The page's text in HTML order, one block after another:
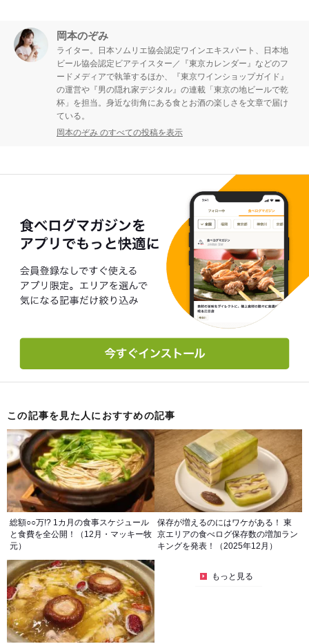
岡本のぞみ
ライター。日本ソムリエ協会認定ワインエキスパート、日本地
ビール協会認定ビアテイスター／『東京カレンダー』などのフ
ードメディアで執筆するほか、『東京ワインショップガイド』
の運営や『男の隠れ家デジタル』の連載「東京の地ビールで乾
杯」を担当。身近な街角にある食とお酒の楽しさを文章で届け
ている。
岡本のぞみ のすべての投稿を表示
この記事を見た人におすすめの記事
総額○○万!? 1カ月の食事スケジュール
と食費を全公開！（12月・マッキー牧
元）
保存が増えるのにはワケがある！ 東
京エリアの食べログ保存数の増加ラン
キングを発表！（2025年12月）
もっと見る